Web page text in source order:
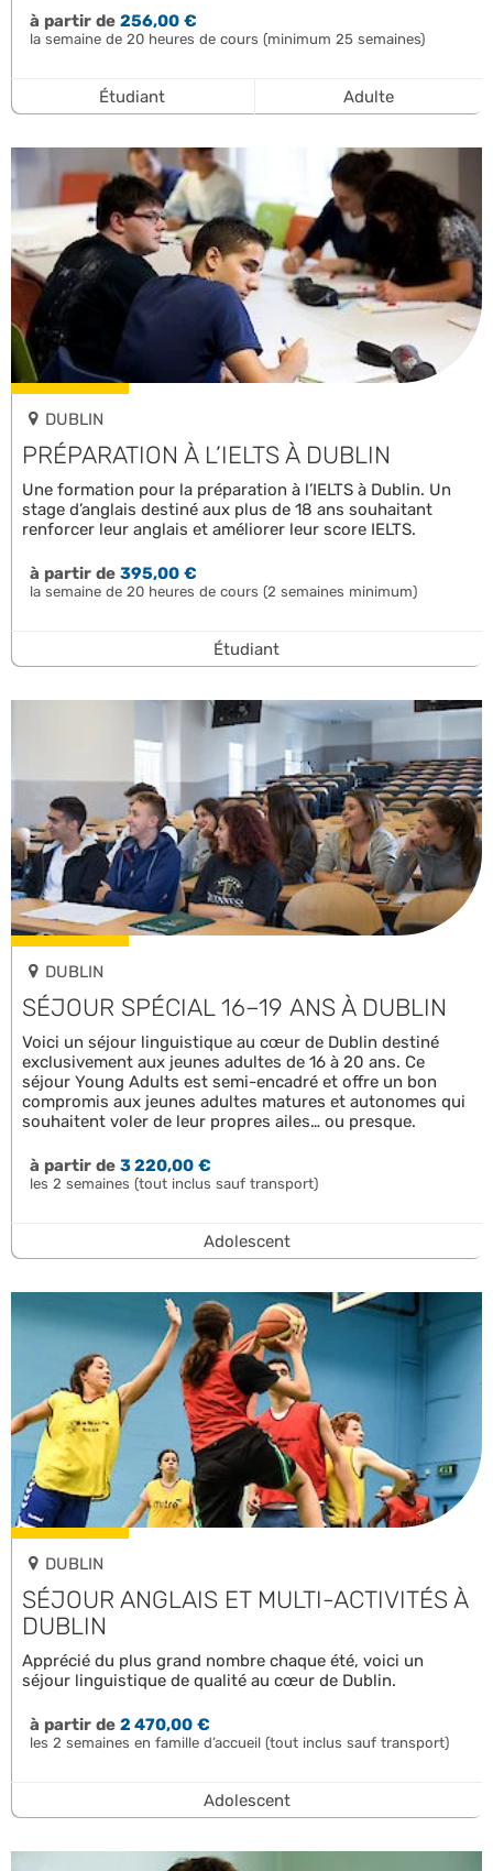
à partir de256,00 €
la semaine de 20 heures de cours (minimum 25 semaines)
Étudiant Adulte
DUBLIN
PRÉPARATION À L’IELTS À DUBLIN
Une formation pour la préparation à l’IELTS à Dublin. Un
stage d’anglais destiné aux plus de 18 ans souhaitant
renforcer leur anglais et améliorer leur score IELTS.
à partir de395,00 €
la semaine de 20 heures de cours (2 semaines minimum)
Étudiant
DUBLIN
SÉJOUR SPÉCIAL 16–19 ANS À DUBLIN
Voici un séjour linguistique au cœur de Dublin destiné
exclusivement aux jeunes adultes de 16 à 20 ans. Ce
séjour Young Adults est semi-encadré et offre un bon
compromis aux jeunes adultes matures et autonomes qui
souhaitent voler de leur propres ailes… ou presque.
à partir de3 220,00 €
les 2 semaines (tout inclus sauf transport)
Adolescent
DUBLIN
SÉJOUR ANGLAIS ET MULTI-ACTIVITÉS À
DUBLIN
Apprécié du plus grand nombre chaque été, voici un
séjour linguistique de qualité au cœur de Dublin.
à partir de2 470,00 €
les 2 semaines en famille d’accueil (tout inclus sauf transport)
Adolescent